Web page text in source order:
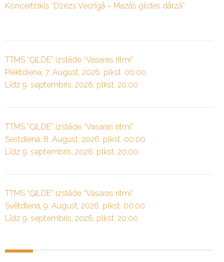
Koncertcikls “Džezs Vecrīgā – Mazās ģildes dārzā”
TTMS “ĢILDE” izstāde “Vasaras ritmi”
Piektdiena, 7. August, 2026. plkst. 00:00
Līdz 9. septembris, 2026. plkst. 20:00
TTMS “ĢILDE” izstāde “Vasaras ritmi”
Sestdiena, 8. August, 2026. plkst. 00:00
Līdz 9. septembris, 2026. plkst. 20:00
TTMS “ĢILDE” izstāde “Vasaras ritmi”
Svētdiena, 9. August, 2026. plkst. 00:00
Līdz 9. septembris, 2026. plkst. 20:00